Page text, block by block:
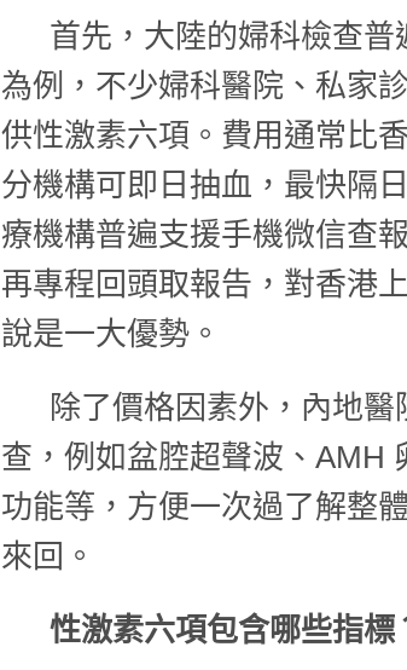
首先，大陸的婦科檢查普
為例，不少婦科醫院、私家
供性激素六項。費用通常比
分機構可即日抽血，最快隔
療機構普遍支援手機微信查
再專程回頭取報告，對香港
說是一大優勢。
除了價格因素外，內地
查，例如盆腔超聲波、AMH
功能等，方便一次過了解整
來回。
性激素六項包含哪些指標